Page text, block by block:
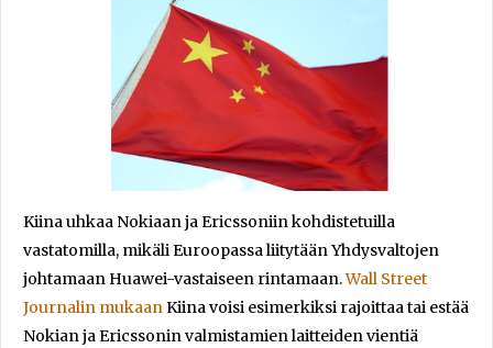
Kiina uhkaa Nokiaan ja Ericssoniin kohdistetuilla
vastatomilla, mikäli Euroopassa liitytään Yhdysvaltojen
johtamaan Huawei-vastaiseen rintamaan.Wall Street
Journalin mukaanKiina voisi esimerkiksi rajoittaa tai estää
Nokian ja Ericssonin valmistamien laitteiden vientiä